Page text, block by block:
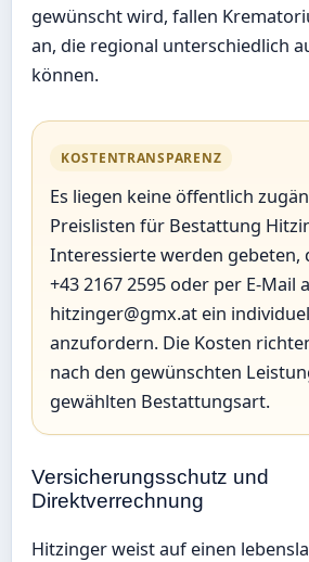
gewünscht wird, fallen
an, die regional unterschiedlich
können.
KOSTENTRANSPARENZ
Es liegen keine öffentlich
Preislisten für Bestattung
Interessierte werden gebeten,
+43 2167 2595 oder per E-Mail
hitzinger@gmx.at ein
anzufordern. Die Kosten
nach den gewünschten
gewählten Bestattungsart.
Versicherungsschutz und
Direktverrechnung
Hitzinger weist auf einen